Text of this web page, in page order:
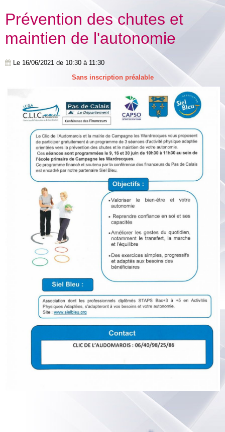
Prévention des chutes et
maintien de l'autonomie
Le 16/06/2021 de 10:30 à 11:30
Sans inscription préalable